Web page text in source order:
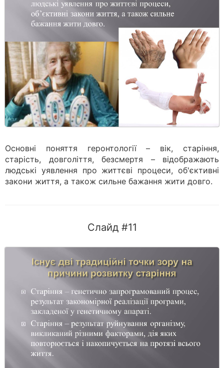
Основні поняття геронтології – вік, старіння,
старість, довголіття, безсмертя – відображають
людські уявлення про життєві процеси, об'єктивні
закони життя, а також сильне бажання жити довго.
Слайд #11